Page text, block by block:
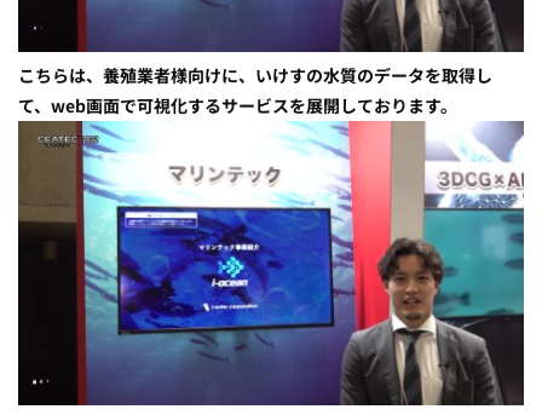
こちらは、養殖業者様向けに、いけすの水質のデータを取得し
て、web画面で可視化するサービスを展開しております。